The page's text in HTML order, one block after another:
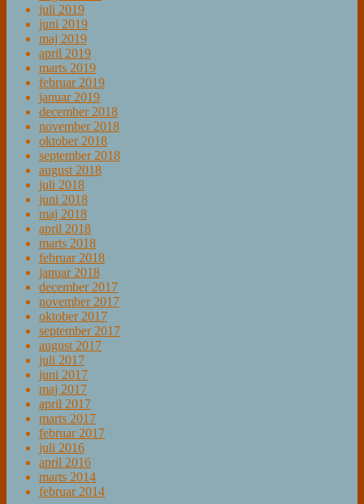
juli 2019
juni 2019
maj 2019
april 2019
marts 2019
februar 2019
januar 2019
december 2018
november 2018
oktober 2018
september 2018
august 2018
juli 2018
juni 2018
maj 2018
april 2018
marts 2018
februar 2018
januar 2018
december 2017
november 2017
oktober 2017
september 2017
august 2017
juli 2017
juni 2017
maj 2017
april 2017
marts 2017
februar 2017
juli 2016
april 2016
marts 2014
februar 2014